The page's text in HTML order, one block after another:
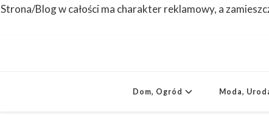
Strona/Blog w całości ma charakter reklamowy, a
Dom, Ogród Moda,